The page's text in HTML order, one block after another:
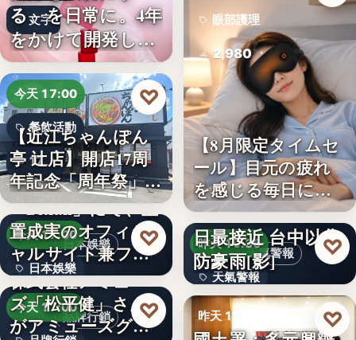
文字
る、を日常に。4年
をかけて開発した
女性のた…
今天 17:00
餐飲活動
17
【近江ちゃんぽん
亭 辻店】開店17周
年記念「周年祭」開
催…
♡
日本娛樂
今天 17:00
日本娛樂
730円
「Bitfan」にて、玉
置成実のオフィシ
ャルサイト兼フ
ァ…
♡
品牌行銷
今天 17:00
株式会社アミュー
ズ「松平健」さん
がアミューズグル
♡
眼部護理
2,980
【8月限定タイムセ
ール】目元の疲れ
を感じる毎日に。3
段階…
天氣警報
昨天 19:36
天氣警報
文字
颱風白海豚8日及9
日最接近 台中以北
防豪雨[影]
♡
昨天 19:26 ♡